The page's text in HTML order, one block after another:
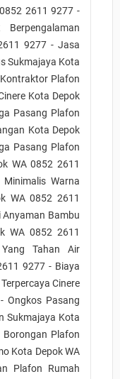
2611 9277 -
9277 - Jasa
Sukmajaya Kota
Plafon
Kota Depok
Pasang Plafon
Kota Depok
Pasang Plafon
WA 0852 2611
Warna
WA 0852 2611
Bambu
WA 0852 2611
Tahan Air
9277 - Biaya
Cinere
Ongkos Pasang
Sukmajaya Kota
Plafon
Kota Depok WA
Plafon Rumah